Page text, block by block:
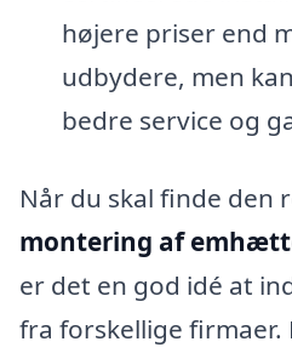
højere priser end
udbydere, men
bedre service og
Når du skal finde den
montering af
er det en god idé at
fra forskellige firmaer.